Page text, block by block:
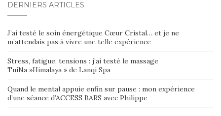
SEIN
DES
ARTICLES
DERNIERS ARTICLES
J’ai testé le soin énergétique Cœur Cristal… et je ne
m’attendais pas à vivre une telle expérience
Stress, fatigue, tensions : j’ai testé le massage
TuiNa »Himalaya » de Lanqi Spa
Quand le mental appuie enfin sur pause : mon expérience
d’une séance d’ACCESS BARS avec Philippe